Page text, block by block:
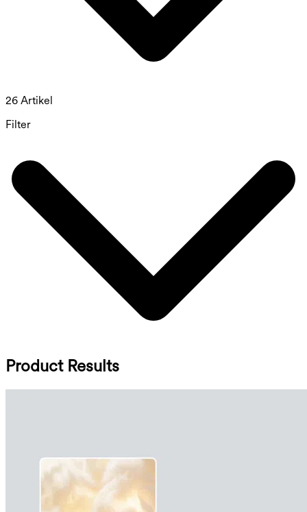
26 Artikel
Filter
Product Results